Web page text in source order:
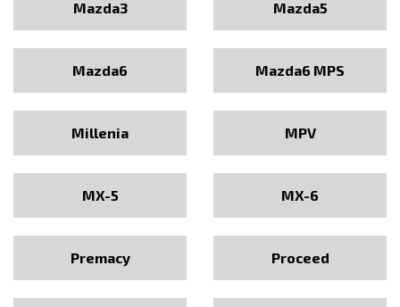
Mazda3 Mazda5
Mazda6 Mazda6 MPS
Millenia MPV
MX-5 MX-6
Premacy Proceed